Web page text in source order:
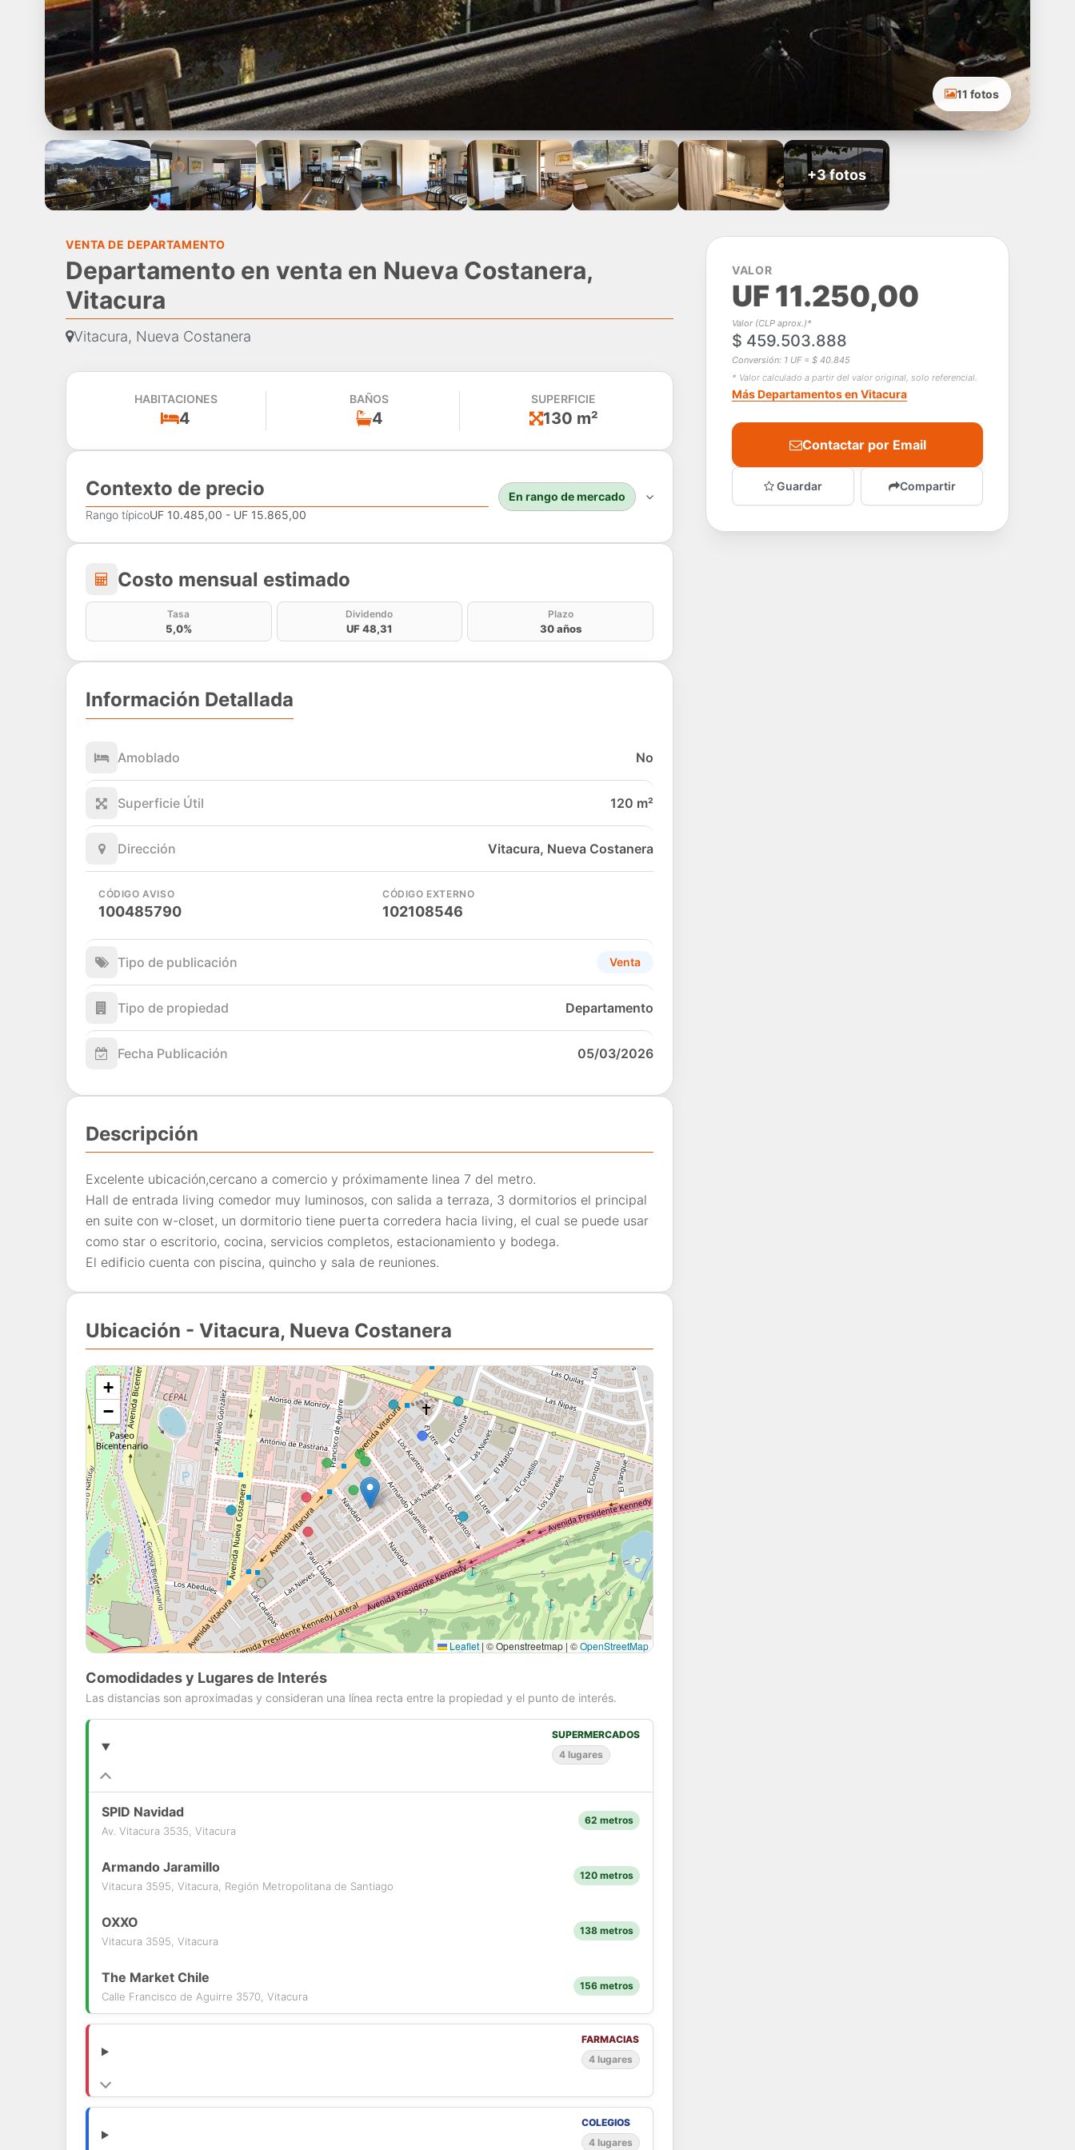
11 fotos
+3 fotos
VENTA DE DEPARTAMENTO
Departamento en venta en Nueva Costanera,
Vitacura
Vitacura, Nueva Costanera
HABITACIONES
4
BAÑOS
4
SUPERFICIE
130 m²
Contexto de precio
Rango típicoUF 10.485,00 - UF 15.865,00
En rango de mercado
Costo mensual estimado
Costo mensual estimado
Tasa
5,0%
Dividendo
UF 48,31
Plazo
30 años
Información Detallada
Amoblado No
Superficie Útil 120 m²
Dirección Vitacura, Nueva Costanera
CÓDIGO AVISO
100485790
CÓDIGO EXTERNO
102108546
Tipo de publicación Venta
Tipo de propiedad Departamento
Fecha Publicación 05/03/2026
Descripción
Excelente ubicación,cercano a comercio y próximamente linea 7 del metro.
Hall de entrada living comedor muy luminosos, con salida a terraza, 3 dormitorios el principal
en suite con w-closet, un dormitorio tiene puerta corredera hacia living, el cual se puede usar
como star o escritorio, cocina, servicios completos, estacionamiento y bodega.
El edificio cuenta con piscina, quincho y sala de reuniones.
Ubicación - Vitacura, Nueva Costanera
+
−
Leaflet | © Openstreetmap | ©OpenStreetMap
Comodidades y Lugares de Interés
Las distancias son aproximadas y consideran una línea recta entre la propiedad y el punto de interés.
SUPERMERCADOS
4 lugares
SPID Navidad
Av. Vitacura 3535, Vitacura
62 metros
Armando Jaramillo
Vitacura 3595, Vitacura, Región Metropolitana de Santiago
120 metros
OXXO
Vitacura 3595, Vitacura
138 metros
The Market Chile
Calle Francisco de Aguirre 3570, Vitacura
156 metros
FARMACIAS
4 lugares
COLEGIOS
4 lugares
VALOR
UF 11.250,00
Valor (CLP aprox.)*
$ 459.503.888
Conversión: 1 UF = $ 40.845
* Valor calculado a partir del valor original, solo referencial.
Más Departamentos en Vitacura
Contactar por Email
Guardar Compartir